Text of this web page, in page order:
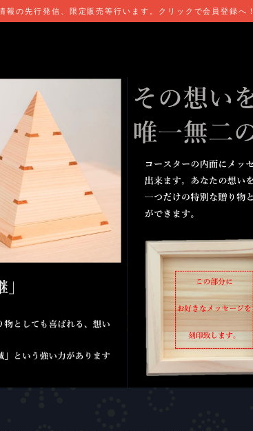
の先行発信、限定販売等行います。クリックで会員登録へ！